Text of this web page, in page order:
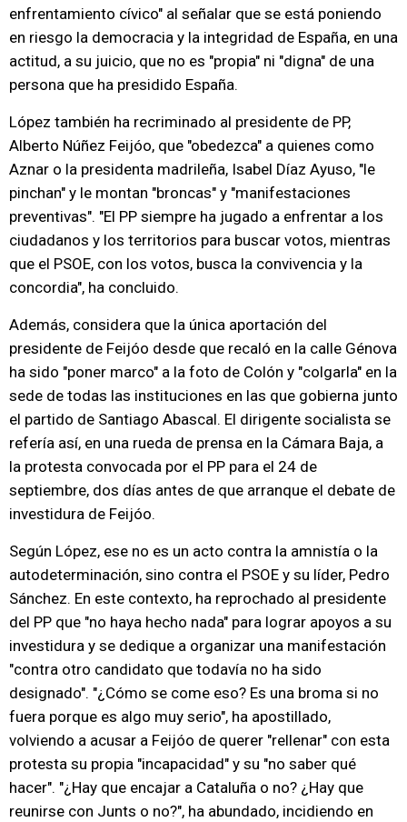
enfrentamiento cívico" al señalar que se está poniendo
en riesgo la democracia y la integridad de España, en una
actitud, a su juicio, que no es "propia" ni "digna" de una
persona que ha presidido España.
López también ha recriminado al presidente de PP,
Alberto Núñez Feijóo, que "obedezca" a quienes como
Aznar o la presidenta madrileña, Isabel Díaz Ayuso, "le
pinchan" y le montan "broncas" y "manifestaciones
preventivas". "El PP siempre ha jugado a enfrentar a los
ciudadanos y los territorios para buscar votos, mientras
que el PSOE, con los votos, busca la convivencia y la
concordia", ha concluido.
Además, considera que la única aportación del
presidente de Feijóo desde que recaló en la calle Génova
ha sido "poner marco" a la foto de Colón y "colgarla" en la
sede de todas las instituciones en las que gobierna junto
el partido de Santiago Abascal. El dirigente socialista se
refería así, en una rueda de prensa en la Cámara Baja, a
la protesta convocada por el PP para el 24 de
septiembre, dos días antes de que arranque el debate de
investidura de Feijóo.
Según López, ese no es un acto contra la amnistía o la
autodeterminación, sino contra el PSOE y su líder, Pedro
Sánchez. En este contexto, ha reprochado al presidente
del PP que "no haya hecho nada" para lograr apoyos a su
investidura y se dedique a organizar una manifestación
"contra otro candidato que todavía no ha sido
designado". "¿Cómo se come eso? Es una broma si no
fuera porque es algo muy serio", ha apostillado,
volviendo a acusar a Feijóo de querer "rellenar" con esta
protesta su propia "incapacidad" y su "no saber qué
hacer". "¿Hay que encajar a Cataluña o no? ¿Hay que
reunirse con Junts o no?", ha abundado, incidiendo en